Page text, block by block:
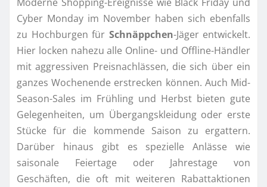
Cyber Monday im November haben sich ebenfalls
zu Hochburgen für Schnäppchen-Jäger entwickelt.
Hier locken nahezu alle Online- und Offline-Händler
mit aggressiven Preisnachlässen, die sich über ein
ganzes Wochenende erstrecken können. Auch Mid-
Season-Sales im Frühling und Herbst bieten gute
Gelegenheiten, um Übergangskleidung oder erste
Stücke für die kommende Saison zu ergattern.
Darüber hinaus gibt es spezielle Anlässe wie
saisonale Feiertage oder Jahrestage von
Geschäften, die oft mit weiteren Rabattaktionen